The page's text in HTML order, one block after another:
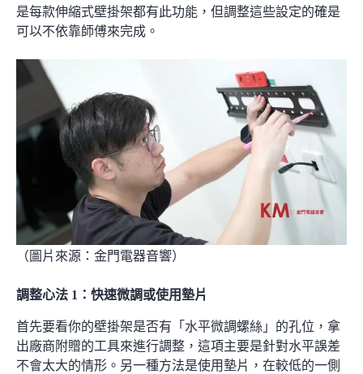
是每款伸縮式壁掛架都有此功能，但調整這些設定的確是
可以不依靠師傅來完成。
（圖片來源： 金門電器音響）
調整心法 1：快速微調或使用墊片
首先要看你的壁掛架是否有「水平微調螺絲」的孔位，拿
出廠商附贈的工具來進行調整，這項主要是針對水平誤差
不會太大的情形。另一種方法是使用墊片，在較低的一側